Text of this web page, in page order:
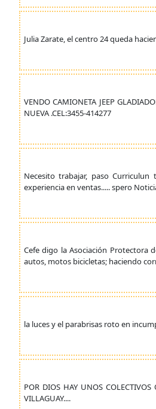
Julia Zarate, el centro 24 queda
VENDO CAMIONETA JEEP
NUEVA .CEL:3455-414277
Necesito trabajar, paso
experiencia en ventas..... spero
Cefe digo la Asociación Protectora
autos, motos bicicletas; haciendo
la luces y el parabrisas roto en
POR DIOS HAY UNOS
VILLAGUAY....